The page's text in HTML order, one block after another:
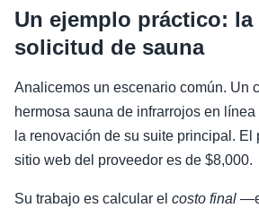
Un ejemplo práctico:
solicitud de sauna
Analicemos un escenario común. Un
hermosa sauna de infrarrojos en
la renovación de su suite principal. El
sitio web del proveedor es de $8,000.
Su trabajo es calcular el costo final